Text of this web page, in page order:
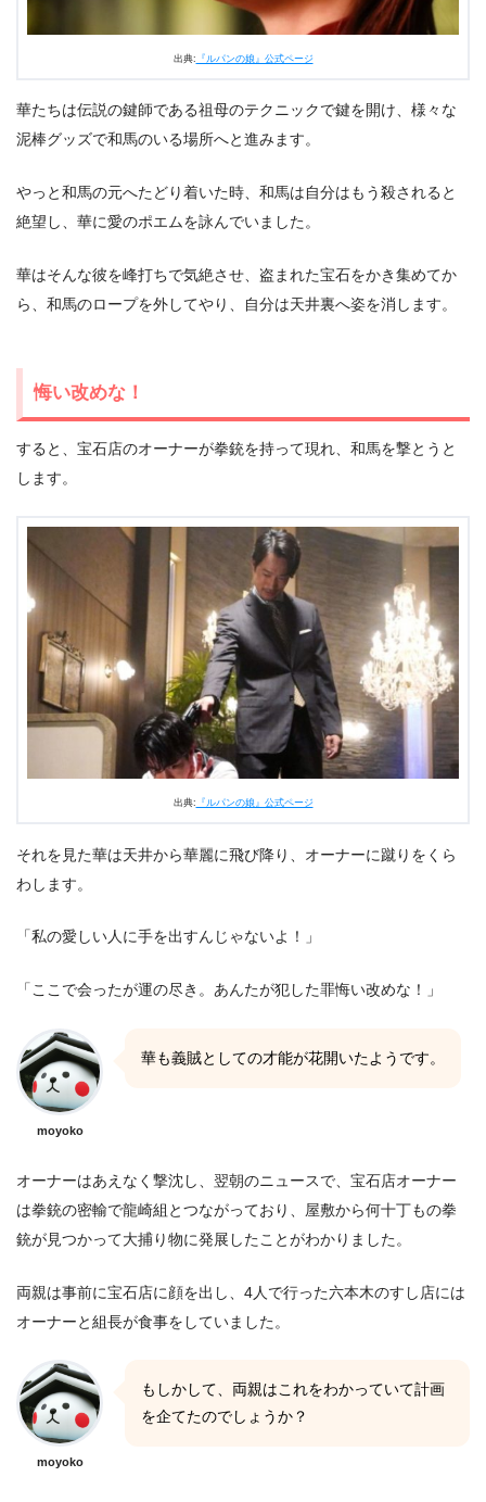
出典: 『ルパンの娘』公式ページ
華たちは伝説の鍵師である祖母のテクニックで鍵を開け、様々な
泥棒グッズで和馬のいる場所へと進みます。
やっと和馬の元へたどり着いた時、和馬は自分はもう殺されると
絶望し、華に愛のポエムを詠んでいました。
華はそんな彼を峰打ちで気絶させ、盗まれた宝石をかき集めてか
ら、和馬のロープを外してやり、自分は天井裏へ姿を消します。
悔い改めな！
すると、宝石店のオーナーが拳銃を持って現れ、和馬を撃とうと
します。
出典: 『ルパンの娘』公式ページ
それを見た華は天井から華麗に飛び降り、オーナーに蹴りをくら
わします。
「私の愛しい人に手を出すんじゃないよ！」
「ここで会ったが運の尽き。あんたが犯した罪悔い改めな！」
moyoko
華も義賊としての才能が花開いたようです。
オーナーはあえなく撃沈し、翌朝のニュースで、宝石店オーナー
は拳銃の密輸で龍崎組とつながっており、屋敷から何十丁もの拳
銃が見つかって大捕り物に発展したことがわかりました。
両親は事前に宝石店に顔を出し、4人で行った六本木のすし店には
オーナーと組長が食事をしていました。
moyoko
もしかして、両親はこれをわかっていて計画
を企てたのでしょうか？